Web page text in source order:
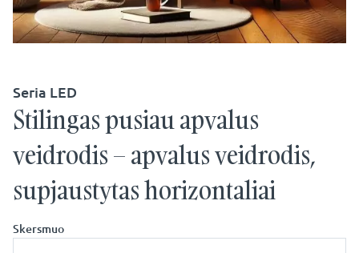
Seria LED
Stilingas pusiau apvalus
veidrodis – apvalus veidrodis,
supjaustytas horizontaliai
Skersmuo